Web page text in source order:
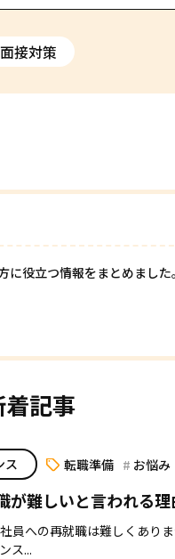
面接対策
に役立つ情報をまとめました。
記事
ス 転職準備 お悩み
が難しいと言われる
員への再就職は難しくあり
ス...